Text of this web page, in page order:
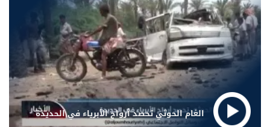
الغام الحوثي تحصد أرواح الأبرياء في الحديدة